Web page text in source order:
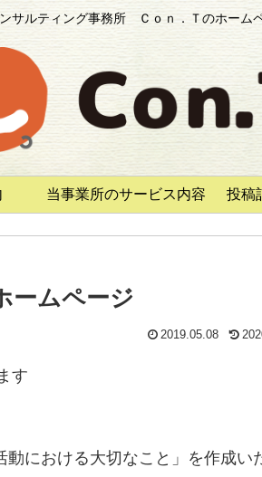
サルティング事務所 Ｃｏｎ．Ｔのホーム
当事業所のサービス内容 投稿
ームページ
2019.05.08
す
における大切なこと」を作成い